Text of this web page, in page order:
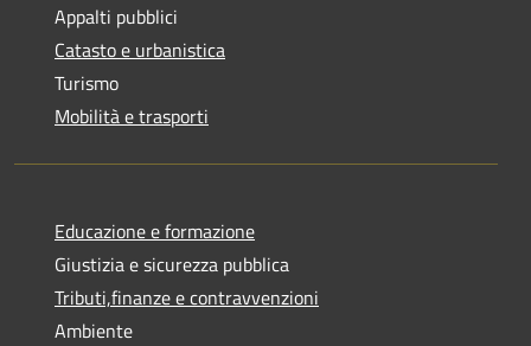
Appalti pubblici
Catasto e urbanistica
Turismo
Mobilità e trasporti
Educazione e formazione
Giustizia e sicurezza pubblica
Tributi,finanze e contravvenzioni
Ambiente